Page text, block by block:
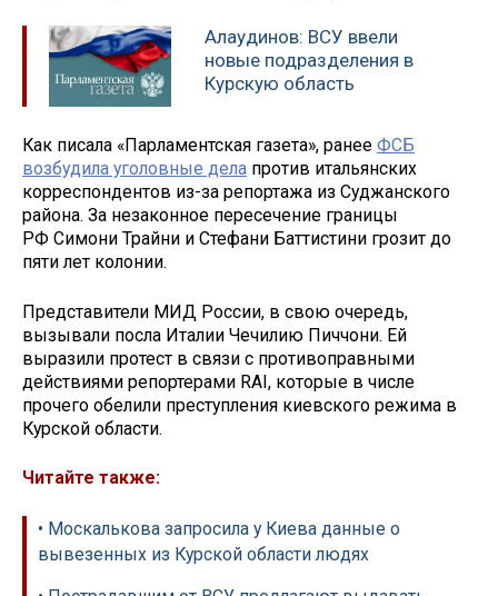
Алаудинов: ВСУ ввели
новые подразделения в
Курскую область
Как писала «Парламентская газета», ранее ФСБ
возбудила уголовные дела против итальянских
корреспондентов из-за репортажа из Суджанского
района. За незаконное пересечение границы
РФ Симони Трайни и Стефани Баттистини грозит до
пяти лет колонии.
Представители МИД России, в свою очередь,
вызывали посла Италии Чечилию Пиччони. Ей
выразили протест в связи с противоправными
действиями репортерами RAI, которые в числе
прочего обелили преступления киевского режима в
Курской области.
Читайте также:
• Москалькова запросила у Киева данные о
вывезенных из Курской области людях